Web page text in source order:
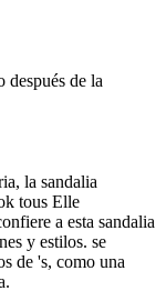
después de la
la sandalia
tous Elle
a esta sandalia
y estilos. se
de 's, como una